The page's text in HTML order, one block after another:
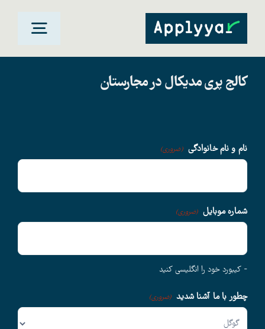
Skip
خانه
درباره ما
کالج پری مدیکال در مجارستان
نام و نام خانوادگی (ضروری)
شماره موبایل (ضروری)
- کیبورد خود را انگلیسی کنید
چطور با ما آشنا شدید (ضروری)